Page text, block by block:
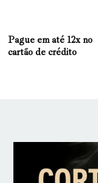
Pague em até 12x no
cartão de crédito